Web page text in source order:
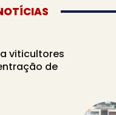
viticultores
de